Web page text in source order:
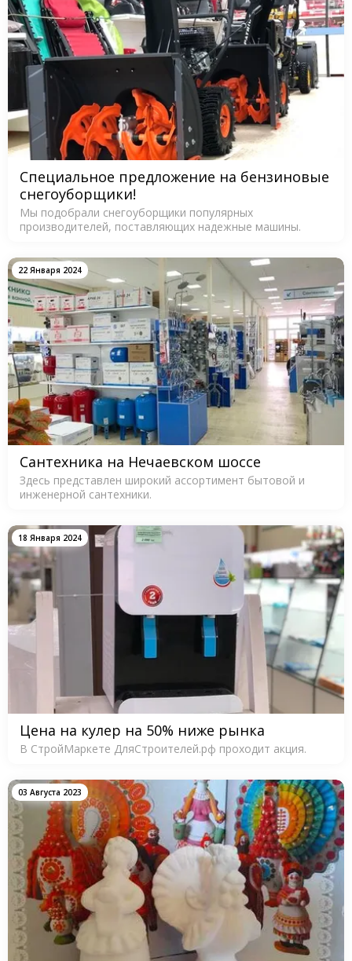
Специальное предложение на бензиновые
снегоуборщики!
Мы подобрали снегоуборщики популярных
производителей, поставляющих надежные машины.
22 Января 2024
Сантехника на Нечаевском шоссе
Здесь представлен широкий ассортимент бытовой и
инженерной сантехники.
18 Января 2024
Цена на кулер на 50% ниже рынка
В СтройМаркете ДляСтроителей.рф проходит акция.
03 Августа 2023